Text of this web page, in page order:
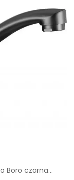
Boro czarna...